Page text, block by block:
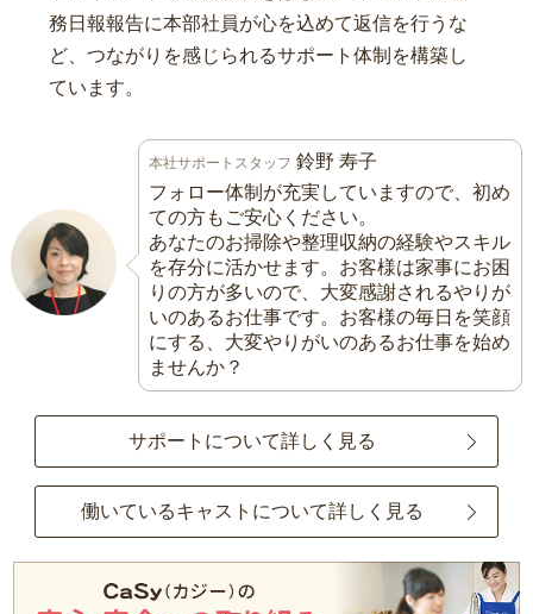
務日報報告に本部社員が心を込めて返信を行うな
ど、つながりを感じられるサポート体制を構築し
ています。
本社サポートスタッフ 鈴野 寿子
フォロー体制が充実していますので、初め
ての方もご安心ください。
あなたのお掃除や整理収納の経験やスキル
を存分に活かせます。お客様は家事にお困
りの方が多いので、大変感謝されるやりが
いのあるお仕事です。お客様の毎日を笑顔
にする、大変やりがいのあるお仕事を始め
ませんか？
サポートについて詳しく見る
働いているキャストについて詳しく見る